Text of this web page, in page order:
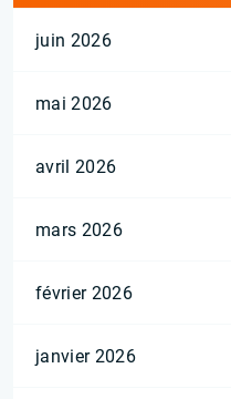
juin 2026
mai 2026
avril 2026
mars 2026
février 2026
janvier 2026